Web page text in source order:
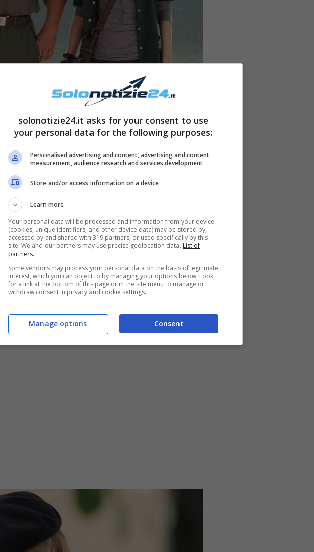
ha lasciato Un passo dal
ad appassionare il pubblico anche nei
passo dal cielo
di Francesco Liotti.
la serie definitivamente è stato proprio
“
Quando mi sono trovato a scegliere fra
girare due serie così lunghe – ho optato
in fondo non conosciamo il passato, come
vada. Un eroe positivo, mai sopra le
mio agio. Su di lui si possono scrivere storie
solonotizie24.it asks for your consent to use
your personal data for the following purposes:
Personalised advertising and content, advertising and content
measurement, audience research and services development
Store and/or access information on a device
Learn more
Your personal data will be processed and information from your device
(cookies, unique identifiers, and other device data) may be stored by,
accessed by and shared with 319 partners, or used specifically by this
site. We and our partners may use precise geolocation data. List of
partners.
Some vendors may process your personal data on the basis of legitimate
interest, which you can object to by managing your options below. Look
for a link at the bottom of this page or in the site menu to manage or
withdraw consent in privacy and cookie settings.
Consent
Manage options